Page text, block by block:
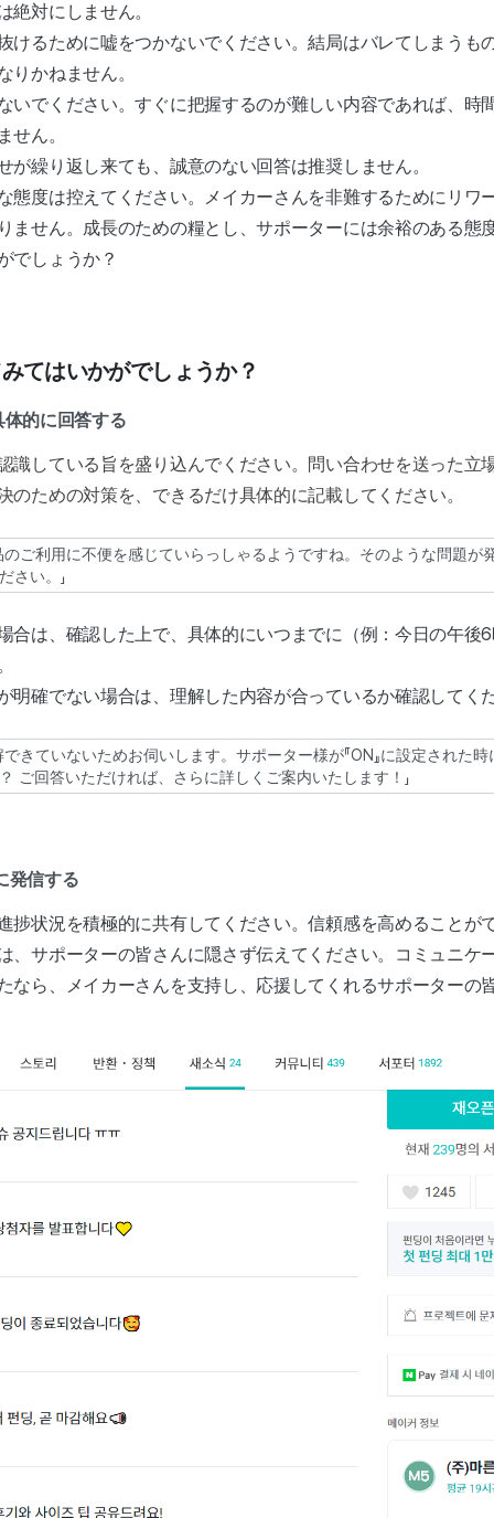
絶対にしません。
けるために嘘をつかないでください。結局はバレてしまうも
りかねません。
いでください。すぐに把握するのが難しい内容であれば、時
せん。
が繰り返し来ても、誠意のない回答は推奨しません。
態度は控えてください。メイカーさんを非難するためにリワ
ません。成長のための糧とし、サポーターには余裕のある態
でしょうか？
てはいかがでしょうか？
体的に回答する
識している旨を盛り込んでください。問い合わせを送った立
のための対策を、できるだけ具体的に記載してください。
のご利用に不便を感じていらっしゃるようですね。そのような問題が
さい。」
合は、確認した上で、具体的にいつまでに（例：今日の午後
明確でない場合は、理解した内容が合っているか確認してく
できていないためお伺いします。サポーター様が『ON』に設定された
ご回答いただければ、さらに詳しくご案内いたします！」
発信する
捗状況を積極的に共有してください。信頼感を高めることが
、サポーターの皆さんに隠さず伝えてください。コミュニケ
なら、メイカーさんを支持し、応援してくれるサポーターの